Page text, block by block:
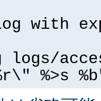
with
logs/
%>s